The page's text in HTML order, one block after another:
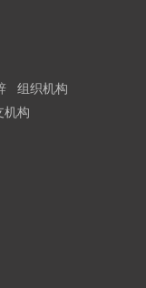
组织机构
机构